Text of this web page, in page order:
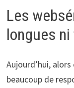
Les
longues
Aujourd’hui,
beaucoup de